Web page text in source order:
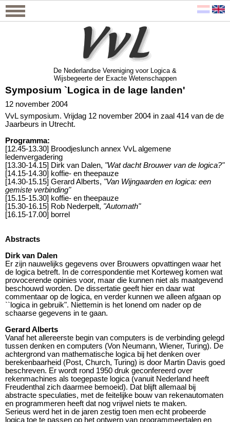
De Nederlandse Vereniging voor Logica &
Wijsbegeerte der Exacte Wetenschappen
De Nederlandse Vereniging voor Logica &
Wijsbegeerte der Exacte Wetenschappen
Symposium `Logica in de lage landen'
12 november 2004
VvL symposium. Vrijdag 12 november 2004 in zaal 414 van de de
Jaarbeurs in Utrecht.
Programma:
[12.45-13.30] Broodjeslunch annex VvL algemene
ledenvergadering
[13.30-14.15] Dirk van Dalen, "Wat dacht Brouwer van de logica?"
[14.15-14.30] koffie- en theepauze
[14.30-15.15] Gerard Alberts, "Van Wijngaarden en logica: een
gemiste verbinding"
[15.15-15.30] koffie- en theepauze
[15.30-16.15] Rob Nederpelt, "Automath"
[16.15-17.00] borrel
Abstracts
Dirk van Dalen
Er zijn nauwelijks gegevens over Brouwers opvattingen waar het
de logica betreft. In de correspondentie met Korteweg komen wat
provocerende opinies voor, maar die kunnen niet als maatgevend
beschouwd worden. De dissertatie geeft hier en daar wat
commentaar op de logica, en verder kunnen we alleen afgaan op
``logica in gebruik". Niettemin is het lonend om nader op de
schaarse gegevens in te gaan.
Gerard Alberts
Vanaf het allereerste begin van computers is de verbinding gelegd
tussen denken en computers (Von Neumann, Wiener, Turing). De
achtergrond van mathematische logica bij het denken over
berekenbaarheid (Post, Church, Turing) is door Martin Davis goed
beschreven. Er wordt rond 1950 druk geconfereerd over
rekenmachines als toegepaste logica (vanuit Nederland heeft
Freudenthal zich daarmee bemoeid). Dat blijft allemaal bij
abstracte speculaties, met de feitelijke bouw van rekenautomaten
en programmeren heeft dat nog vrijwel niets te maken.
Serieus werd het in de jaren zestig toen men echt probeerde
logica toe te passen op het ontwerp van programmeertalen en